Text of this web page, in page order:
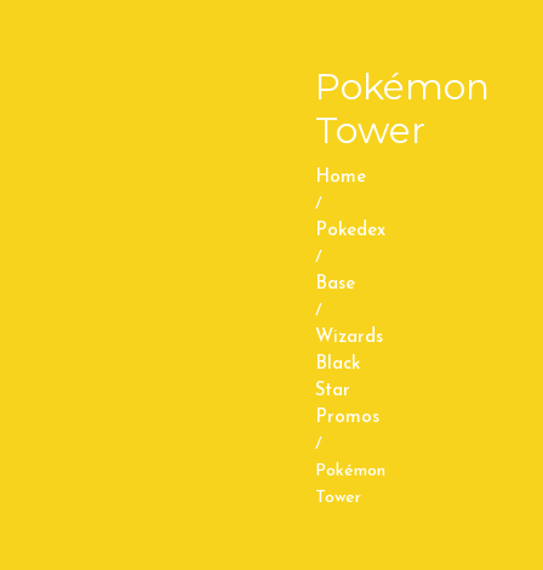
Pokémon
Tower
Home
/
Pokedex
/
Base
/
Wizards
Black
Star
Promos
/
Pokémon
Tower